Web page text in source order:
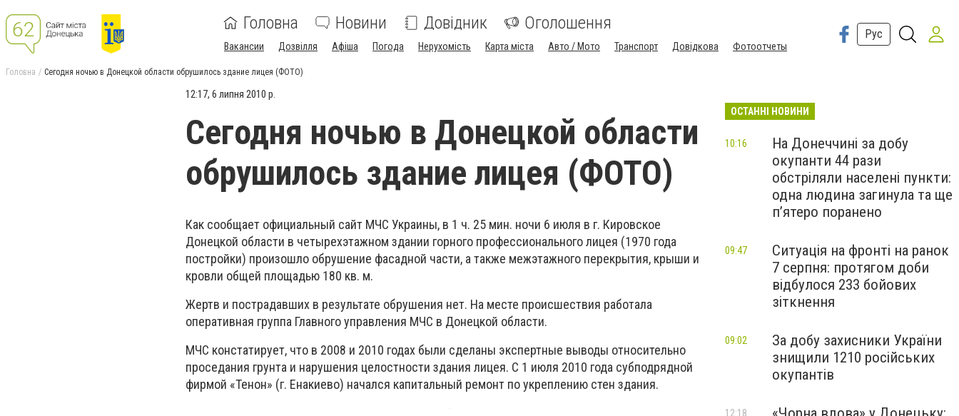
Головна Новини Довідник Оголошення
Вакансии Дозвілля Афіша Погода Нерухомість Карта міста Авто / Мото Транспорт Довідкова Фотоотчеты
Рус
Головна Сегодня ночью в Донецкой области обрушилось здание лицея (ФОТО)
12:17, 6 липня 2010 р.
Сегодня ночью в Донецкой области
обрушилось здание лицея (ФОТО)
Как сообщает официальный сайт МЧС Украины, в 1 ч. 25 мин. ночи 6 июля в г. Кировское
Донецкой области в четырехэтажном здании горного профессионального лицея (1970 года
постройки) произошло обрушение фасадной части, а также межэтажного перекрытия, крыши и
кровли общей площадью 180 кв. м.
Жертв и пострадавших в результате обрушения нет. На месте происшествия работала
оперативная группа Главного управления МЧС в Донецкой области.
МЧС констатирует, что в 2008 и 2010 годах были сделаны экспертные выводы относительно
проседания грунта и нарушения целостности здания лицея. С 1 июля 2010 года субподрядной
фирмой «Тенон» (г. Енакиево) начался капитальный ремонт по укреплению стен здания.
ОСТАННІ НОВИНИ
На Донеччині за добу
окупанти 44 рази
обстріляли населені пункти:
одна людина загинула та ще
пʼятеро поранено
10:16
Ситуація на фронті на ранок
7 серпня: протягом доби
відбулося 233 бойових
зіткнення
09:47
За добу захисники України
знищили 1210 російських
окупантів
09:02
12:18